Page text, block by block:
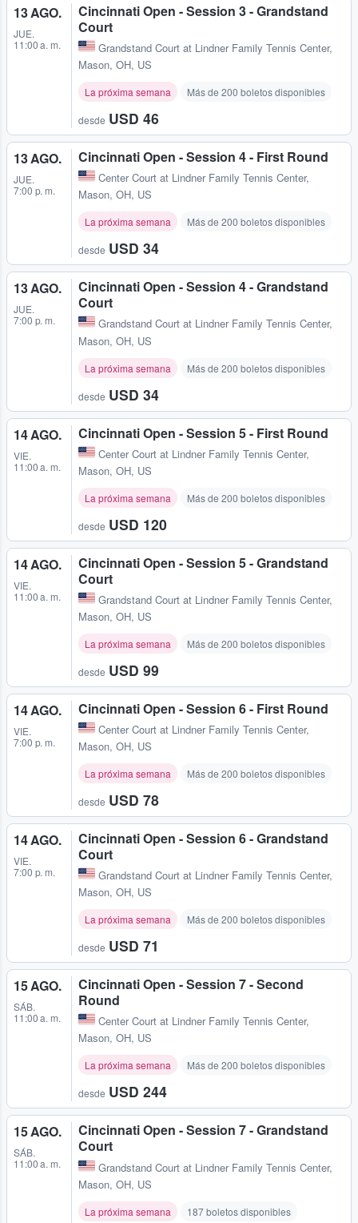
13 AGO.
JUE.
11:00 a. m.
Cincinnati Open - Session 3 - Grandstand
Court
Grandstand Court at Lindner Family Tennis Center,
Mason, OH, US
La próxima semana Más de 200 boletos disponibles
desde USD 46
13 AGO.
JUE.
7:00 p. m.
Cincinnati Open - Session 4 - First Round
Center Court at Lindner Family Tennis Center,
Mason, OH, US
La próxima semana Más de 200 boletos disponibles
desde USD 34
13 AGO.
JUE.
7:00 p. m.
Cincinnati Open - Session 4 - Grandstand
Court
Grandstand Court at Lindner Family Tennis Center,
Mason, OH, US
La próxima semana Más de 200 boletos disponibles
desde USD 34
14 AGO.
VIE.
11:00 a. m.
Cincinnati Open - Session 5 - First Round
Center Court at Lindner Family Tennis Center,
Mason, OH, US
La próxima semana Más de 200 boletos disponibles
desde USD 120
14 AGO.
VIE.
11:00 a. m.
Cincinnati Open - Session 5 - Grandstand
Court
Grandstand Court at Lindner Family Tennis Center,
Mason, OH, US
La próxima semana Más de 200 boletos disponibles
desde USD 99
14 AGO.
VIE.
7:00 p. m.
Cincinnati Open - Session 6 - First Round
Center Court at Lindner Family Tennis Center,
Mason, OH, US
La próxima semana Más de 200 boletos disponibles
desde USD 78
14 AGO.
VIE.
7:00 p. m.
Cincinnati Open - Session 6 - Grandstand
Court
Grandstand Court at Lindner Family Tennis Center,
Mason, OH, US
La próxima semana Más de 200 boletos disponibles
desde USD 71
15 AGO.
SÁB.
11:00 a. m.
Cincinnati Open - Session 7 - Second
Round
Center Court at Lindner Family Tennis Center,
Mason, OH, US
La próxima semana Más de 200 boletos disponibles
desde USD 244
15 AGO.
SÁB.
11:00 a. m.
Cincinnati Open - Session 7 - Grandstand
Court
Grandstand Court at Lindner Family Tennis Center,
Mason, OH, US
La próxima semana 187 boletos disponibles